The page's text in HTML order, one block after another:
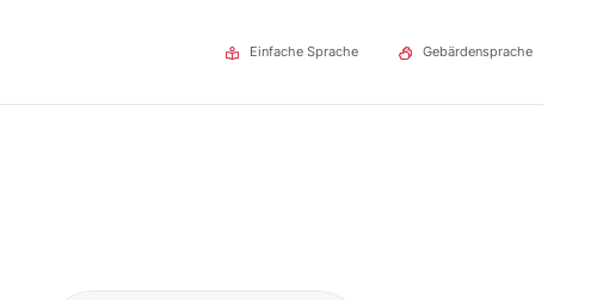
Einfache Sprache Gebärdensprache